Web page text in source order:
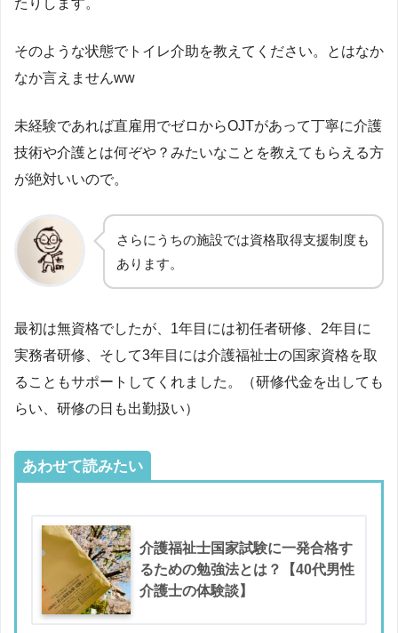
そのような状態でトイレ介助を教えてください。とはなか
なか言えませんww
未経験であれば直雇用でゼロからOJTがあって丁寧に介護
技術や介護とは何ぞや？みたいなことを教えてもらえる方
が絶対いいので。
さらにうちの施設では資格取得支援制度も
あります。
最初は無資格でしたが、1年目には初任者研修、2年目に
実務者研修、そして3年目には介護福祉士の国家資格を取
ることもサポートしてくれました。（研修代金を出しても
らい、研修の日も出勤扱い）
あわせて読みたい
介護福祉士国家試験に一発合格す
るための勉強法とは？【40代男性
介護士の体験談】